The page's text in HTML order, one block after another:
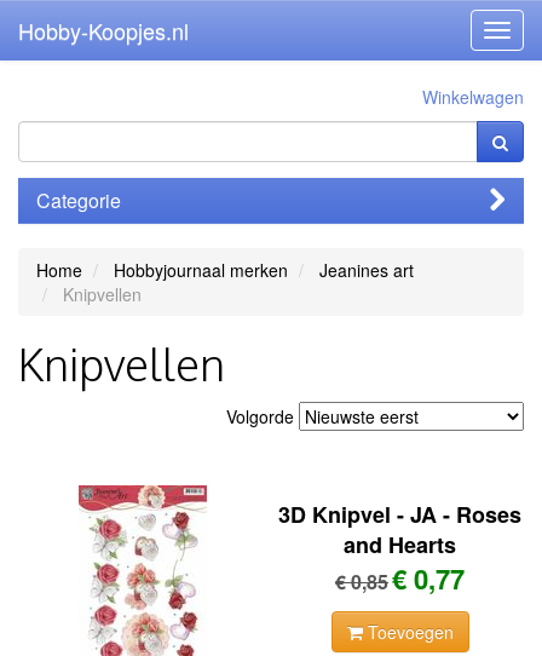
Hobby-Koopjes.nl
Winkelwagen
Categorie
Home Hobbyjournaal merken
Jeanines art
Knipvellen
Knipvellen
Volgorde
3D Knipvel - JA - Roses
and Hearts
€ 0,85€ 0,77
Toevoegen